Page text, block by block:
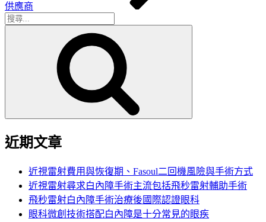
供應商
搜
近期文章
近視雷射費用與恢復期、Fasoul二回機風險與手術方式
近視雷射尋求白內障手術主流包括飛秒雷射輔助手術
飛秒雷射白內障手術治療後國際認證眼科
眼科微創技術搭配白內障是十分常見的眼疾